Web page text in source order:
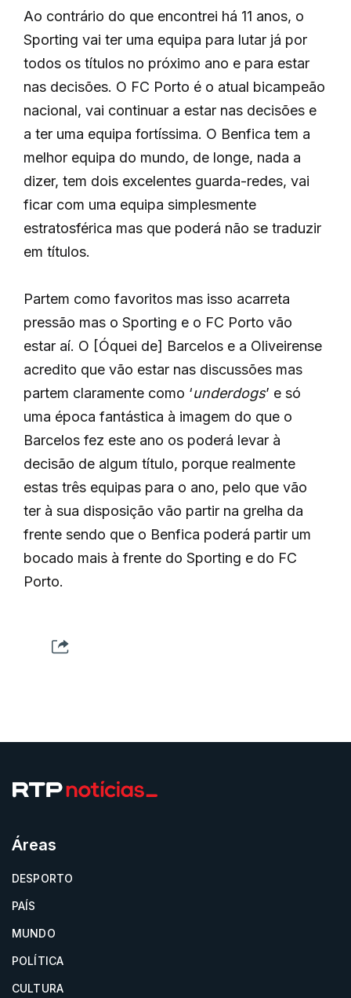
Ao contrário do que encontrei há 11 anos, o
Sporting vai ter uma equipa para lutar já por
todos os títulos no próximo ano e para estar
nas decisões. O FC Porto é o atual bicampeão
nacional, vai continuar a estar nas decisões e
a ter uma equipa fortíssima. O Benfica tem a
melhor equipa do mundo, de longe, nada a
dizer, tem dois excelentes guarda-redes, vai
ficar com uma equipa simplesmente
estratosférica mas que poderá não se traduzir
em títulos.
Partem como favoritos mas isso acarreta
pressão mas o Sporting e o FC Porto vão
estar aí. O [Óquei de] Barcelos e a Oliveirense
acredito que vão estar nas discussões mas
partem claramente como ‘underdogs’ e só
uma época fantástica à imagem do que o
Barcelos fez este ano os poderá levar à
decisão de algum título, porque realmente
estas três equipas para o ano, pelo que vão
ter à sua disposição vão partir na grelha da
frente sendo que o Benfica poderá partir um
bocado mais à frente do Sporting e do FC
Porto.
Áreas
DESPORTO
PAÍS
MUNDO
POLÍTICA
CULTURA